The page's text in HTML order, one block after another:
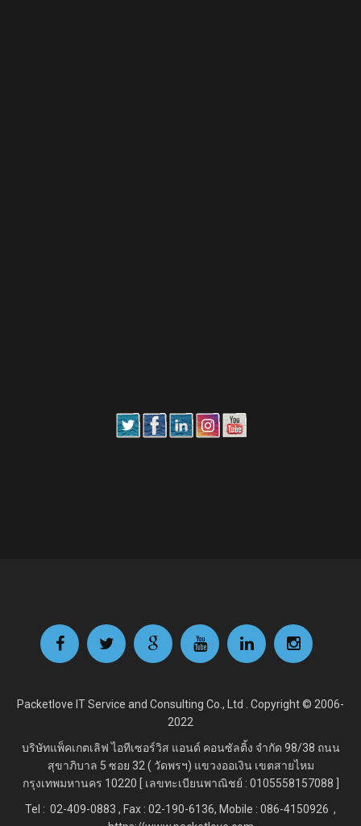
Packetlove IT Service and Consulting Co., Ltd . Copyright © 2006-
2022
บริษัทแพ็คเกตเลิฟ ไอทีเซอร์วิส แอนด์ คอนซัลติ้ง จำกัด 98/38 ถนน
สุขาภิบาล 5 ซอย 32 ( วัดพรฯ) แขวงออเงิน เขตสายไหม
กรุงเทพมหานคร 10220 [ เลขทะเบียนพาณิชย์ : 0105558157088 ]
Tel : 02-409-0883 , Fax : 02-190-6136, Mobile : 086-4150926 ,